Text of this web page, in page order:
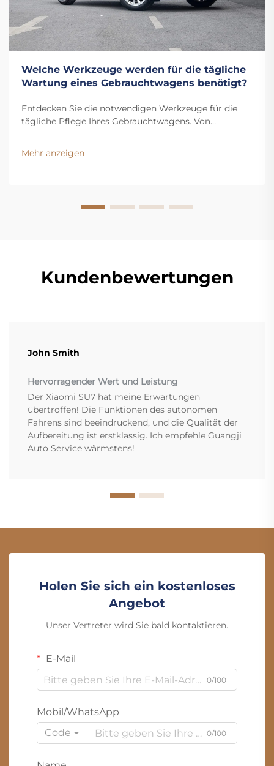
Welche Werkzeuge werden für die tägliche
Wartung eines Gebrauchtwagens benötigt?
Entdecken Sie die notwendigen Werkzeuge für die
tägliche Pflege Ihres Gebrauchtwagens. Von
Flüssigkeitspflege – halten Sie Ihr Fahrzeug
reibungslos im Betrieb. Holen Sie sich jetzt die
Mehr anzeigen
Kundenbewertungen
John Smith
Hervorragender Wert und Leistung
Der Xiaomi SU7 hat meine Erwartungen
übertroffen! Die Funktionen des autonomen
Fahrens sind beeindruckend, und die Qualität der
Aufbereitung ist erstklassig. Ich empfehle Guangji
Auto Service wärmstens!
Holen Sie sich ein kostenloses
Angebot
Unser Vertreter wird Sie bald kontaktieren.
E-Mail
0/100
Mobil/WhatsApp
Code
0/100